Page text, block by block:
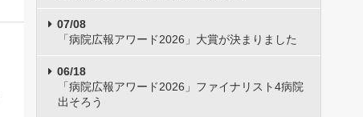
07/08
「病院広報アワード2026」大賞が決まりました
06/18
「病院広報アワード2026」ファイナリスト4病院
出そろう